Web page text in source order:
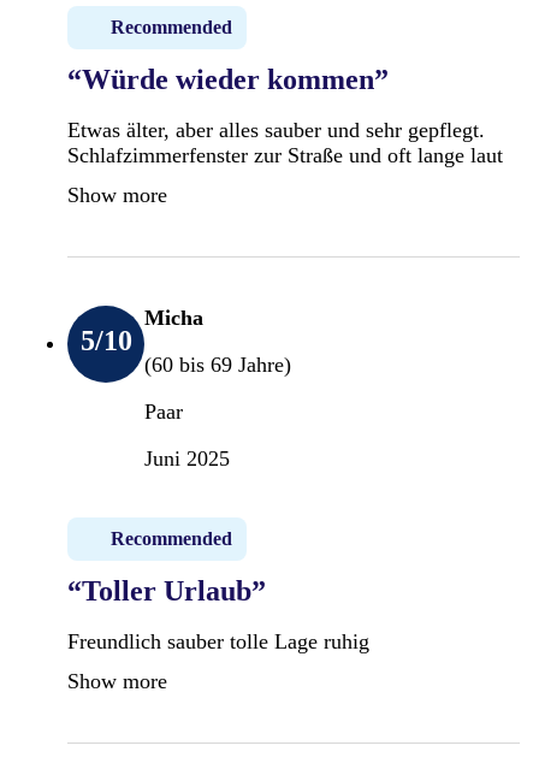
Recommended
“Würde wieder kommen”
Etwas älter, aber alles sauber und sehr gepflegt.
Schlafzimmerfenster zur Straße und oft lange laut
Show more
5/10
Micha
(60 bis 69 Jahre)
Paar
Juni 2025
Recommended
“Toller Urlaub”
Freundlich sauber tolle Lage ruhig
Show more